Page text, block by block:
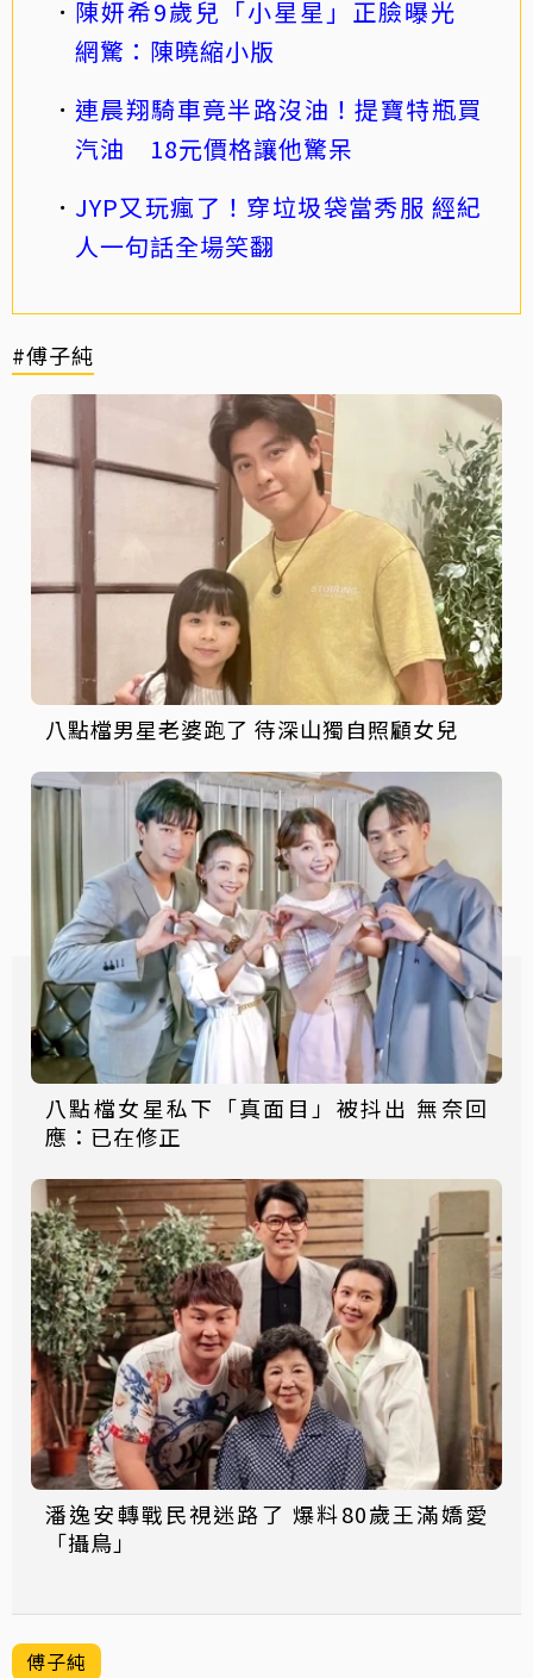
陳妍希9歲兒「小星星」正臉曝光
網驚：陳曉縮小版
連晨翔騎車竟半路沒油！提寶特瓶買
汽油 18元價格讓他驚呆
JYP又玩瘋了！穿垃圾袋當秀服 經紀
人一句話全場笑翻
#傅子純
八點檔男星老婆跑了 待深山獨自照顧女兒
八點檔女星私下「真面目」被抖出 無奈回
應：已在修正
潘逸安轉戰民視迷路了 爆料80歲王滿嬌愛
「攝鳥」
傅子純